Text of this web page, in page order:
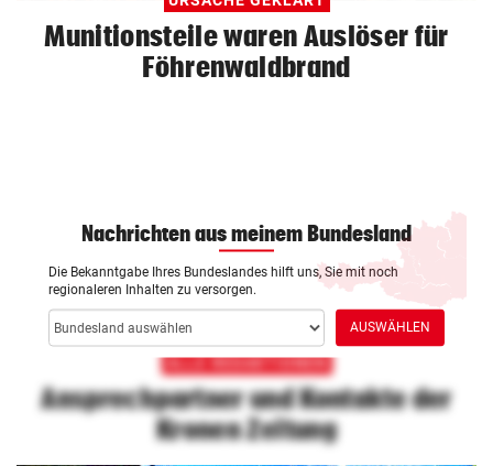
Munitionsteile waren Auslöser für
Föhrenwaldbrand
ALLE REDAKTIONEN
Ansprechpartner und Kontakte der
Kronen Zeitung
Nachrichten aus meinem Bundesland
Die Bekanntgabe Ihres Bundeslandes hilft uns, Sie mit noch
regionaleren Inhalten zu versorgen.
Bundesland
auswählen
AUSWÄHLEN